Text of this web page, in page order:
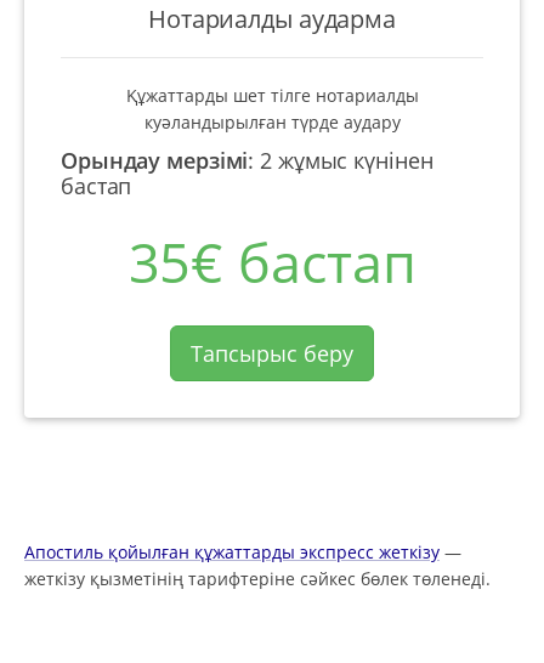
Нотариалды аударма
Құжаттарды шет тілге нотариалды
куәландырылған түрде аудару
Орындау мерзімі:2 жұмыс күнінен
бастап
35€ бастап
Тапсырыс беру
Апостиль қойылған құжаттарды экспресс жеткізу —
жеткізу қызметінің тарифтеріне сәйкес бөлек төленеді.